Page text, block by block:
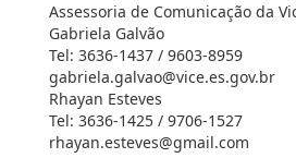
Assessoria de Comunicação da
Gabriela Galvão
Tel: 3636-1437 / 9603-8959
gabriela.galvao@vice.es.gov.br
Rhayan Esteves
Tel: 3636-1425 / 9706-1527
rhayan.esteves@gmail.com